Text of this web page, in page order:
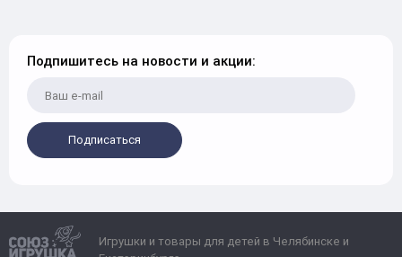
Подпишитесь на новости и акции:
Подписаться
Игрушки и товары для детей в Челябинске и